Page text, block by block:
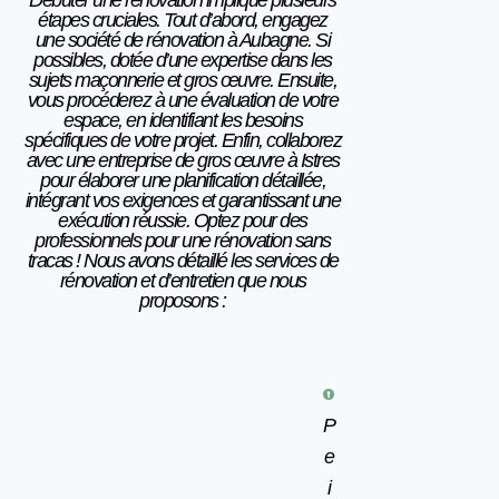
étapes cruciales. Tout d’abord, engagez
une société de rénovation à Aubagne. Si
possibles, dotée d’une expertisedans les
sujetsmaçonnerie et gros œuvre. Ensuite,
vous procéderez à une évaluation de votre
espace, en identifiant les besoins
spécifiques de votre projet. Enfin, collaborez
avec une entreprise de gros œuvre à Istres
pour élaborer une planification détaillée,
intégrant vos exigences et garantissant une
exécution réussie. Optez pour des
professionnels pour une rénovation sans
tracas ! Nous avons détaillé les services de
rénovation et d’entretien que nous
proposons :
P
e
i